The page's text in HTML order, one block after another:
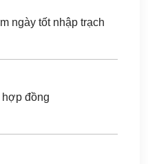
ngày tốt nhập trạch
hợp đồng